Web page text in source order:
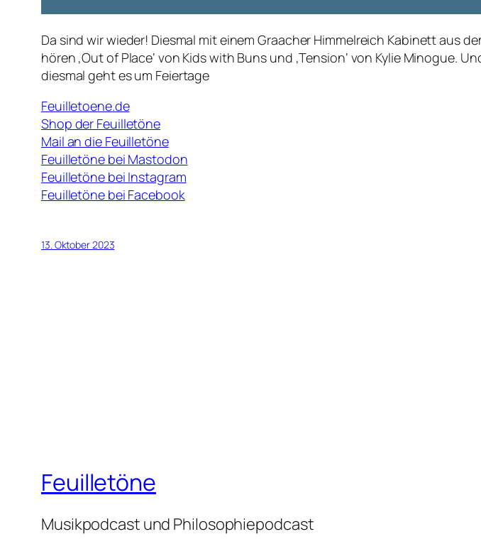
Da sind wir wieder! Diesmal mit einem Graacher Himmelreich Kabinett aus
hören ‚Out of Place‘ von Kids with Buns und ‚Tension‘ von Kylie
diesmal geht es um Feiertage
Feuilletoene.de
Shop der Feuilletöne
Mail an die Feuilletöne
Feuilletöne bei Mastodon
Feuilletöne bei Instagram
Feuilletöne bei Facebook
13. Oktober 2023
Feuilletöne
Musikpodcast und Philosophiepodcast